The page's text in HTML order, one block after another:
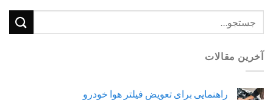
آخرین مقالات
راهنمایی برای تعویض فیلتر هوا خودرو